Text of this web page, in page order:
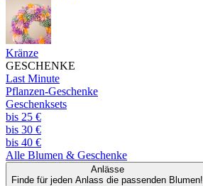
Kränze
GESCHENKE
Last Minute
Pflanzen-Geschenke
Geschenksets
bis 25 €
bis 30 €
bis 40 €
Alle Blumen & Geschenke
Anlässe
Finde für jeden Anlass die passenden Blumen!